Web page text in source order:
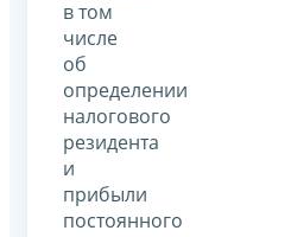
в том
числе
об
определении
налогового
резидента
и
прибыли
постоянного